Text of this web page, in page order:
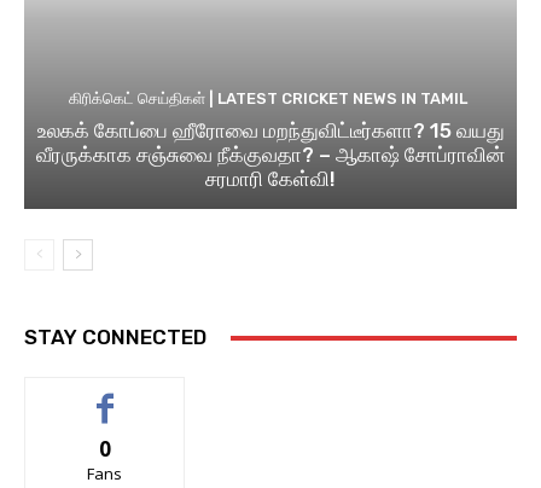
கிரிக்கெட் செய்திகள் | LATEST CRICKET NEWS IN TAMIL
உலகக் கோப்பை ஹீரோவை மறந்துவிட்டீர்களா? 15 வயது
வீரருக்காக சஞ்சுவை நீக்குவதா? – ஆகாஷ் சோப்ராவின்
சரமாரி கேள்வி!
STAY CONNECTED
0
Fans